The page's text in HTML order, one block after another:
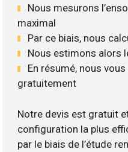
Nous mesurons
maximal
Par ce biais, nous
Nous estimons alors
En résumé, nous
gratuitement
Notre devis est gratuit
configuration la plus
par le biais de l’étude